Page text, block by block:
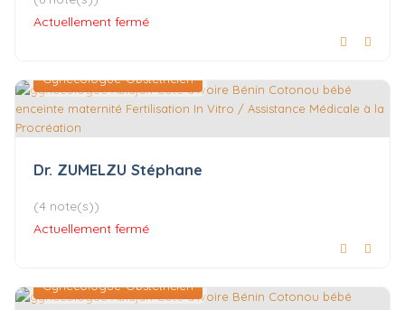
Actuellement fermé
Gynécologue-Obstétricien
Dr. ZUMELZU Stéphane
(4 note(s))
Actuellement fermé
Gynécologue-Obstétricien